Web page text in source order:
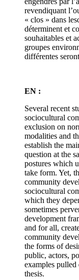
revendiquant
« clos » dans
déterminent et
souhaitables et
groupes
différentes
EN :
Several recent
sociocultural
exclusion on
modalities and
establish the
question at the
postures which
take form. Yet,
community
sociocultural
which they
sometimes
development
and for all,
community
the forms of
public, actors,
examples
thesis.